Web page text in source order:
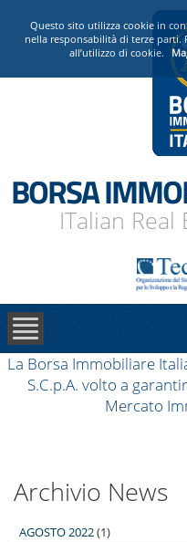
BORSA
ITalian Real
La Borsa Immobiliare
S.C.p.A. volto a
Mercato
Archivio News
AGOSTO 2022(1)
PRESENTAZIONE
OPERATORI ACCREDITATI
Questo sito utilizza cookie in
nella responsabilità di terze parti.
all’utilizzo di cookie.